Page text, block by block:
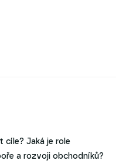
cíle? Jaká je role
a rozvoji obchodníků?